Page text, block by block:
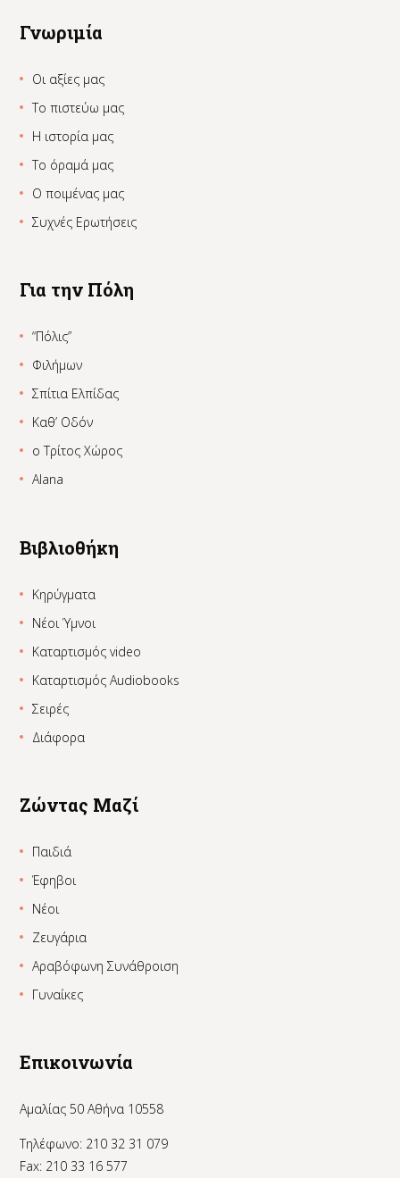
Γνωριμία
Οι αξίες μας
Το πιστεύω μας
Η ιστορία μας
Το όραμά μας
Ο ποιμένας μας
Συχνές Ερωτήσεις
Για την Πόλη
“Πόλις”
Φιλήμων
Σπίτια Ελπίδας
Καθ’ Οδόν
ο Τρίτος Χώρος
Alana
Βιβλιοθήκη
Κηρύγματα
Νέοι Ύμνοι
Καταρτισμός video
Καταρτισμός Audiobooks
Σειρές
Διάφορα
Ζώντας Μαζί
Παιδιά
Έφηβοι
Νέοι
Ζευγάρια
Αραβόφωνη Συνάθροιση
Γυναίκες
Επικοινωνία
Αμαλίας 50 Αθήνα 10558
Τηλέφωνο: 210 32 31 079
Fax: 210 33 16 577